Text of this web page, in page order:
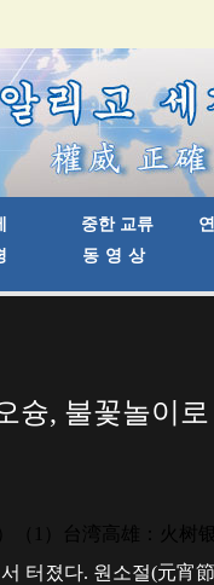
슝, 불꽃놀이로
터졌다. 원소절(元宵